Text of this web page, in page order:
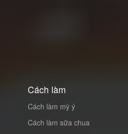
Cách làm
Cách làm mỳ ý
Cách làm sữa chua